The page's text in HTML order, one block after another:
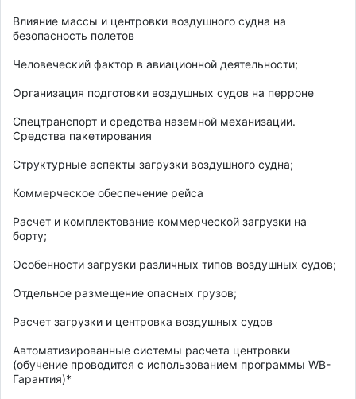
Влияние массы и центровки воздушного судна на
безопасность полетов
Человеческий фактор в авиационной деятельности;
Организация подготовки воздушных судов на перроне
Спецтранспорт и средства наземной механизации.
Средства пакетирования
Структурные аспекты загрузки воздушного судна;
Коммерческое обеспечение рейса
Расчет и комплектование коммерческой загрузки на
борту;
Особенности загрузки различных типов воздушных судов;
Отдельное размещение опасных грузов;
Расчет загрузки и центровка воздушных судов
Автоматизированные системы расчета центровки
(обучение проводится с использованием программы WB-
Гарантия)*